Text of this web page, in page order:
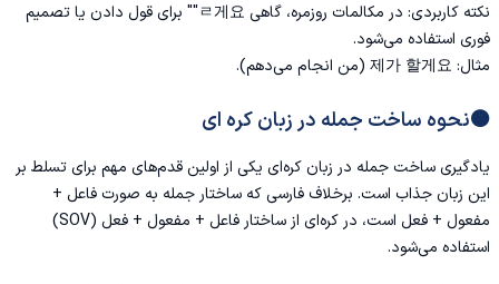
نکته کاربردی: در مکالمات روزمره، گاهی ㄹ게요"" برای قول دادن یا تصمیم
فوری استفاده می‌شود.
مثال: 제가 할게요 (من انجام می‌دهم).
🟠نحوه ساخت جمله در زبان کره ای
یادگیری ساخت جمله در زبان کره‌ای یکی از اولین قدم‌های مهم برای تسلط بر
این زبان جذاب است. برخلاف فارسی که ساختار جمله به صورت فاعل +
مفعول + فعل است، در کره‌ای از ساختار فاعل + مفعول + فعل (SOV)
استفاده می‌شود.